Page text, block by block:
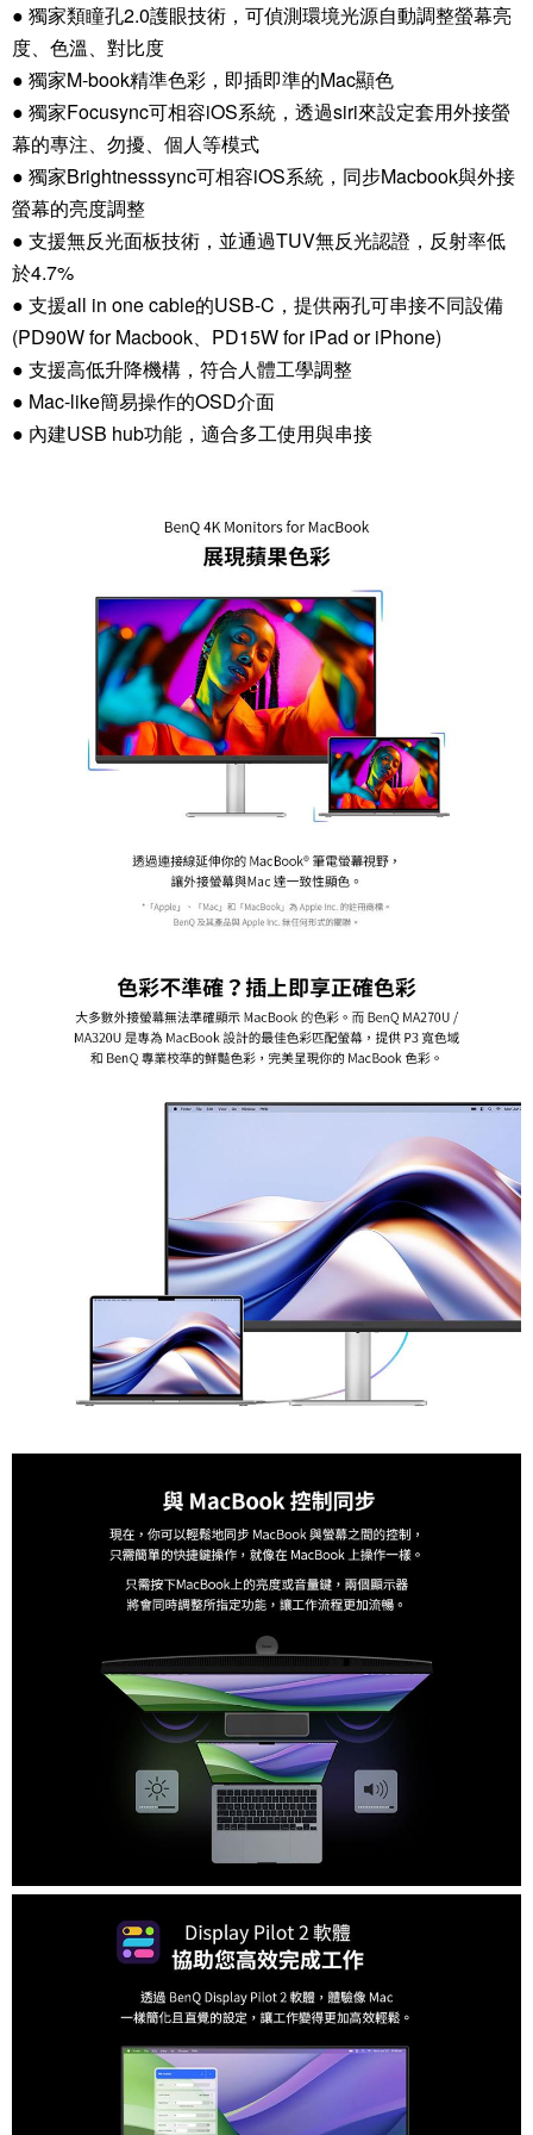
● 獨家類瞳孔2.0護眼技術，可偵測環境光源自動調整螢幕亮
度、色溫、對比度
● 獨家M-book精準色彩，即插即準的Mac顯色
● 獨家Focusync可相容iOS系統，透過siri來設定套用外接螢
幕的專注、勿擾、個人等模式
● 獨家Brightnesssync可相容iOS系統，同步Macbook與外接
螢幕的亮度調整
● 支援無反光面板技術，並通過TUV無反光認證，反射率低
於4.7%
● 支援all in one cable的USB-C，提供兩孔可串接不同設備
(PD90W for Macbook、PD15W for iPad or iPhone)
● 支援高低升降機構，符合人體工學調整
● Mac-like簡易操作的OSD介面
● 內建USB hub功能，適合多工使用與串接